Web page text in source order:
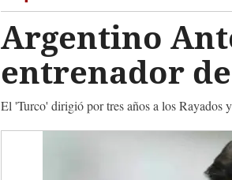
Argentino
entrenador
El 'Turco' dirigió por tres años a los Rayados